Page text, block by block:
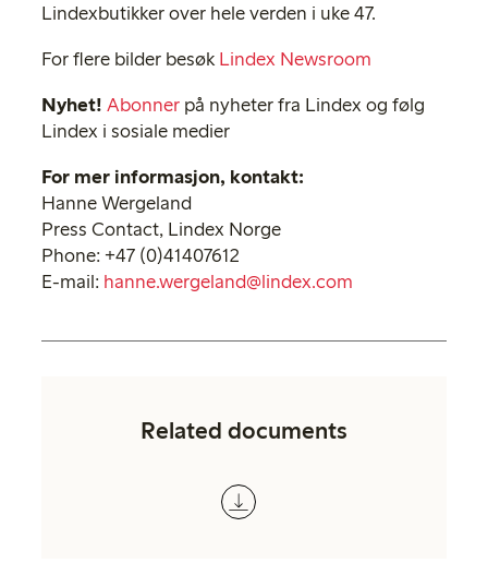
Lindexbutikker over hele verden i uke 47.
For flere bilder besøk Lindex Newsroom
Nyhet! Abonner på nyheter fra Lindex og følg
Lindex i sosiale medier
For mer informasjon, kontakt:
Hanne Wergeland
Press Contact, Lindex Norge
Phone: +47 (0)41407612
E-mail: hanne.wergeland@lindex.com
Related documents